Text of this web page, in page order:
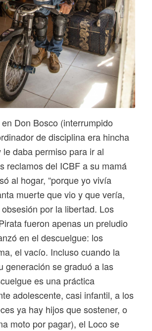
Don Bosco (interrumpido
de disciplina era hincha
daba permiso para ir al
reclamos del ICBF a su mamá
al hogar, “porque yo vivía
muerte que vio y que vería,
por la libertad. Los
fueron apenas un preludio
en el descuelgue: los
el vacío. Incluso cuando la
generación se graduó a las
es una práctica
adolescente, casi infantil, a los
ya hay hijos que sostener, o
moto por pagar), el Loco se